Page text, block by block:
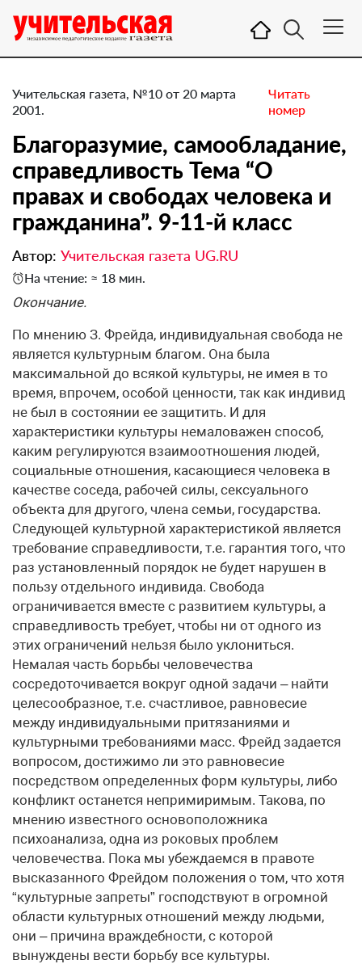
Учительская газета, №10 от 20 марта
2001.
Читать
номер
Благоразумие, самообладание,
справедливость Тема “О
правах и свободах человека и
гражданина”. 9-11-й класс
Автор: Учительская газета UG.RU
На чтение: ≈ 18 мин.
Окончание.
По мнению З. Фрейда, индивидуальная свобода не
является культурным благом. Она была
максимальной до всякой культуры, не имея в то
время, впрочем, особой ценности, так как индивид
не был в состоянии ее защитить. И для
характеристики культуры немаловажен способ,
каким регулируются взаимоотношения людей,
социальные отношения, касающиеся человека в
качестве соседа, рабочей силы, сексуального
объекта для другого, члена семьи, государства.
Следующей культурной характеристикой является
требование справедливости, т.е. гарантия того, что
раз установленный порядок не будет нарушен в
пользу отдельного индивида. Свобода
ограничивается вместе с развитием культуры, а
справедливость требует, чтобы ни от одного из
этих ограничений нельзя было уклониться.
Немалая часть борьбы человечества
сосредоточивается вокруг одной задачи – найти
целесообразное, т.е. счастливое, равновесие
между индивидуальными притязаниями и
культурными требованиями масс. Фрейд задается
вопросом, достижимо ли это равновесие
посредством определенных форм культуры, либо
конфликт останется непримиримым. Такова, по
мнению известного основоположника
психоанализа, одна из роковых проблем
человечества. Пока мы убеждаемся в правоте
высказанного Фрейдом положения о том, что хотя
“культурные запреты” господствуют в огромной
области культурных отношений между людьми,
они – причина враждебности, с которой
вынуждены вести борьбу все культуры.